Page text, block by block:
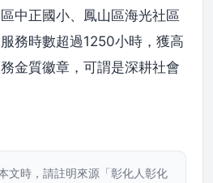
中正國小、鳳山區海光社區
務時數超過1250小時，獲高
金質徽章，可謂是深耕社會
文時，請註明來源「彰化人彰化